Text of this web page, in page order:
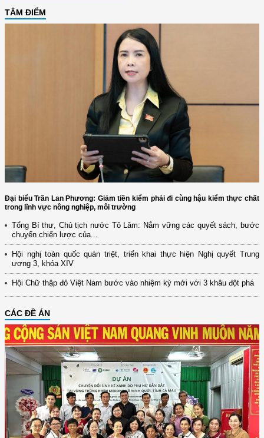
TÂM ĐIỂM
Đại biểu Trần Lan Phương: Giảm tiền kiểm phải đi cùng hậu kiểm thực chất
trong lĩnh vực nông nghiệp, môi trường
Tổng Bí thư, Chủ tịch nước Tô Lâm: Nắm vững các quyết sách, bước
chuyển chiến lược của...
Hội nghị toàn quốc quán triệt, triển khai thực hiện Nghị quyết Trung
ương 3, khóa XIV
Hội Chữ thập đỏ Việt Nam bước vào nhiệm kỳ mới với 3 khâu đột phá
CÁC ĐỀ ÁN